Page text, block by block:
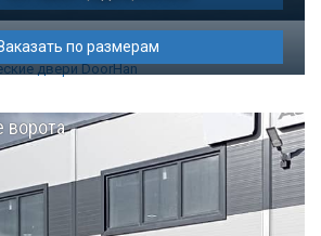
по размерам